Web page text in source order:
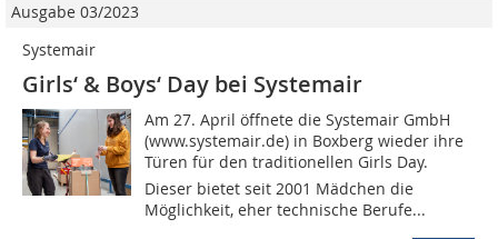
Ausgabe 03/2023
Systemair
Girls‘ & Boys‘ Day bei Systemair
Am 27. April öffnete die Systemair GmbH
(www.systemair.de) in Boxberg wieder ihre
Türen für den traditionellen Girls Day.
Dieser bietet seit 2001 Mädchen die
Möglichkeit, eher technische Berufe...